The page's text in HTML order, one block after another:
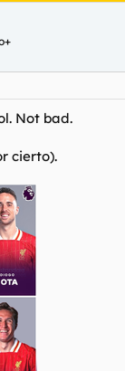
Not bad.
cierto).